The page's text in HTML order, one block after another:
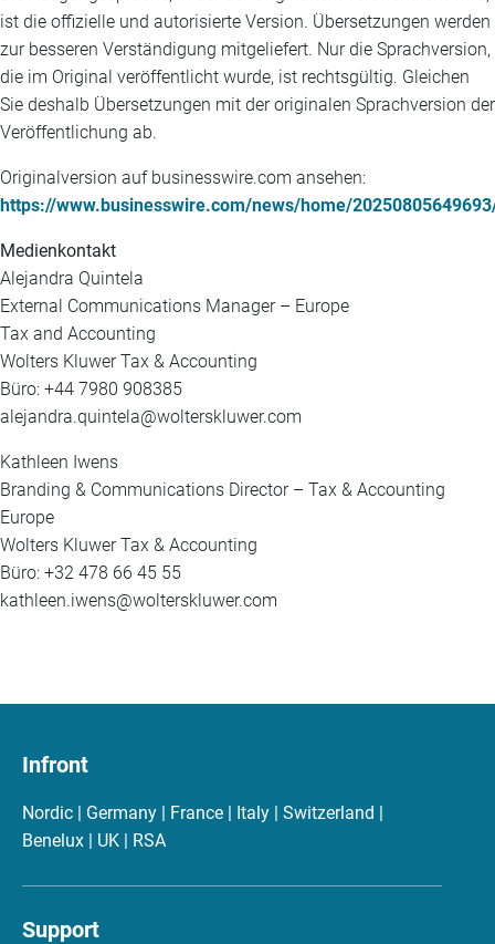
ist die offizielle und autorisierte Version. Übersetzungen werden
zur besseren Verständigung mitgeliefert. Nur die Sprachversion,
die im Original veröffentlicht wurde, ist rechtsgültig. Gleichen
Sie deshalb Übersetzungen mit der originalen Sprachversion der
Veröffentlichung ab.
Originalversion auf businesswire.com ansehen:
https://www.businesswire.com/news/home/
Medienkontakt
Alejandra Quintela
External Communications Manager – Europe
Tax and Accounting
Wolters Kluwer Tax & Accounting
Büro: +44 7980 908385
alejandra.quintela@wolterskluwer.com
Kathleen Iwens
Branding & Communications Director – Tax & Accounting
Europe
Wolters Kluwer Tax & Accounting
Büro: +32 478 66 45 55
kathleen.iwens@wolterskluwer.com
Infront
Nordic | Germany | France | Italy | Switzerland |
Benelux | UK | RSA
Support